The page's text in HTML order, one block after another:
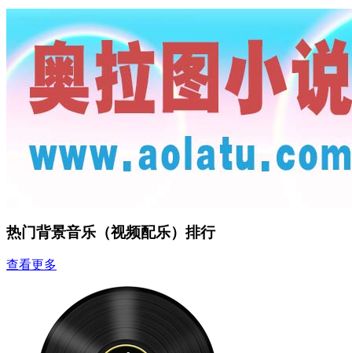
热门背景音乐（视频配乐）排行
查看更多